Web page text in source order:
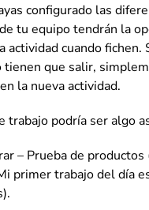
configurado las
tu equipo tendrán la
actividad cuando fichen.
tienen que salir,
la nueva actividad.
trabajo podría ser algo
– Prueba de productos
primer trabajo del día